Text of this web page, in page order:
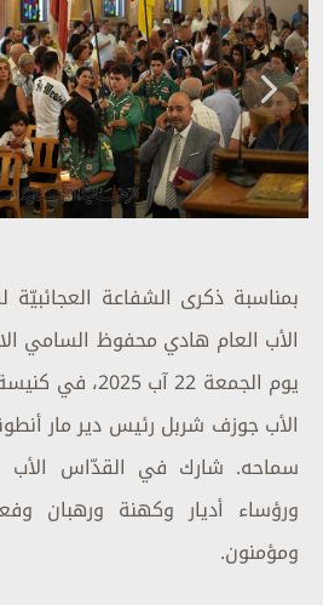
بمناسبة ذكرى الشفاعة
الأب العام هادي محفوظ السامي
يوم الجمعة 22 آب
الأب جوزف شربل رئيس دير مار
سماحه. شارك في القدّاس الأب
ورؤساء أديار وكهنة ورهبان
ومؤمنون.